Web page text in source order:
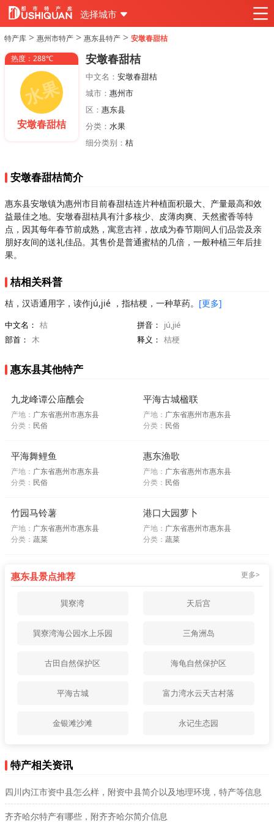
选择城市
特产库 > 惠州市特产 > 惠东县特产 > 安墩春甜桔
热度：288℃
安墩春甜桔
安墩春甜桔
中文名： 安墩春甜桔
城市： 惠州市
区： 惠东县
分类： 水果
细分类别： 桔
安墩春甜桔简介
惠东县安墩镇为惠州市目前春甜桔连片种植面积最大、产量最高和效
益最佳之地。安墩春甜桔具有汁多核少、皮薄肉爽、天然蜜香等特
点，因其每年春节前成熟，寓意吉祥，故成为春节期间人们品尝及亲
朋好友间的送礼佳品。其售价是普通蜜桔的几倍，一般种植三年后挂
果。
桔相关科普
桔，汉语通用字，读作jú,jié ，指桔梗，一种草药。 [更多]
中文名： 桔 拼音：
jú,jié
部首： 木 释义： 桔梗
惠东县其他特产
九龙峰谭公庙醮会
产地： 广东省惠州市惠东县
分类： 民俗
平海古城楹联
产地： 广东省惠州市惠东县
分类： 民俗
平海舞鲤鱼
产地： 广东省惠州市惠东县
分类： 民俗
惠东渔歌
产地： 广东省惠州市惠东县
分类： 民俗
竹园马铃薯
产地： 广东省惠州市惠东县
分类： 蔬菜
港口大园萝卜
产地： 广东省惠州市惠东县
分类： 蔬菜
惠东县景点推荐 更多>
巽寮湾 天后宫
巽寮湾海公园水上乐园 三角洲岛
古田自然保护区 海龟自然保护区
平海古城 富力湾水云天古村落
金银滩沙滩 永记生态园
特产相关资讯
四川内江市资中县怎么样，附资中县简介以及地理环境，特产等信息
齐齐哈尔特产有哪些，附齐齐哈尔简介信息